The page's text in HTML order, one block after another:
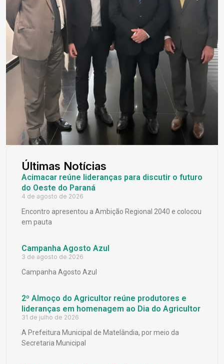
Últimas Notícias
Acimacar reúne lideranças para discutir o futuro
do Oeste do Paraná
4 de agosto de 2026
Encontro apresentou a Ambição Regional 2040 e colocou
em pauta
Campanha Agosto Azul
3 de agosto de 2026
Campanha Agosto Azul
2º Almoço do Agricultor reúne produtores e
lideranças em homenagem ao Dia do Agricultor
31 de julho de 2026
A Prefeitura Municipal de Matelândia, por meio da
Secretaria Municipal